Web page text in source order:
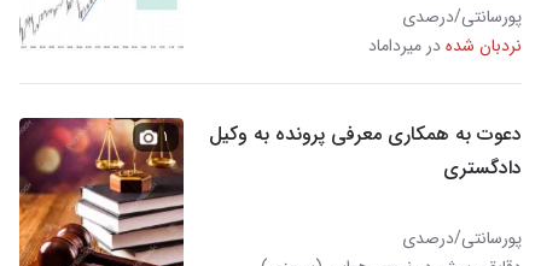
پورسانتی/درصدی
نردبان شدهدر میرداماد
دعوت به همکاری معرفی پرونده به وکیل
دادگستری
پورسانتی/درصدی
۱